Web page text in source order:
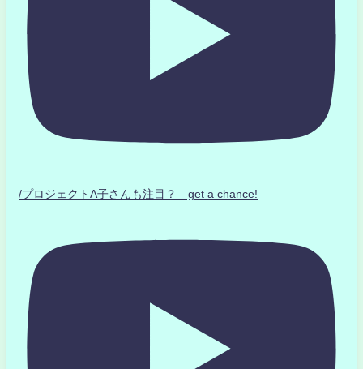
/プロジェクトA子さんも注目？ get a chance!